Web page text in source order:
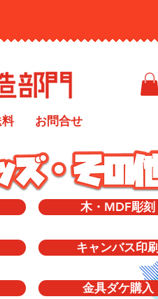
お問合せ
木・MDF彫刻
キャンバス印刷
金具ダケ購入